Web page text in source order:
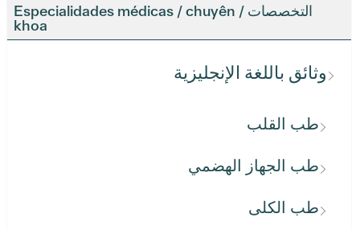
التخصصات / Especialidades médicas / chuyên
khoa
وثائق باللغة الإنجليزية
طب القلب
طب الجهاز الهضمي
طب الكلى